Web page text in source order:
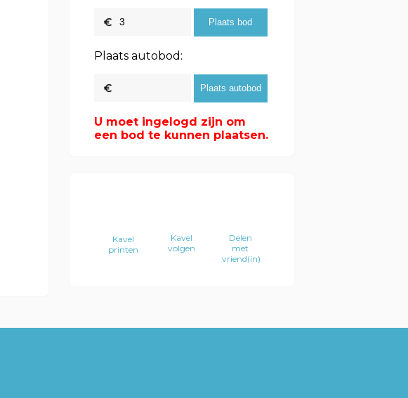
Plaats autobod:
U moet ingelogd zijn om
een bod te kunnen plaatsen.
Kavel
printen
Kavel
volgen
Delen
met
vriend(in)